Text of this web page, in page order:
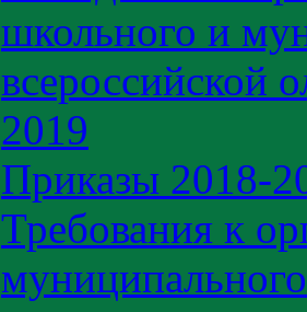
школьного и
всероссийской
2019
Приказы 2018-
Требования к